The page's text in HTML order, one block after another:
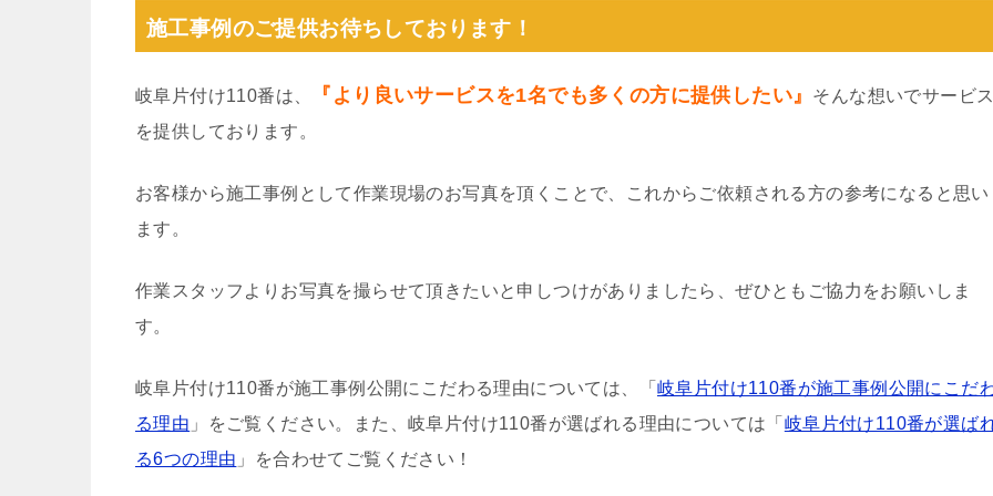
施工事例のご提供お待ちしております！
岐阜片付け110番は、 『より良いサービスを1名でも多くの方に提供したい』
そんな想いでサービス
を提供しております。
お客様から施工事例として作業現場のお写真を頂くことで、これからご依頼される方の参考になると思い
ます。
作業スタッフよりお写真を撮らせて頂きたいと申しつけがありましたら、ぜひともご協力をお願いしま
す。
岐阜片付け110番が施工事例公開にこだわる理由については、「 岐阜片付け110番が施工事例公開にこだ
る理由 」をご覧ください。また、岐阜片付け110番が選ばれる理由については「 岐阜片付け110番が選ば
る6つの理由 」を合わせてご覧ください！